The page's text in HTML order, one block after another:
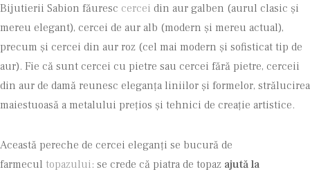
Bijutierii Sabion făuresc cercei din aur galben (aurul clasic și
mereu elegant), cercei de aur alb (modern și mereu actual),
precum și cercei din aur roz (cel mai modern și sofisticat tip de
aur). Fie că sunt cercei cu pietre sau cercei fără pietre, cerceii
din aur de damă reunesc eleganța liniilor și formelor, strălucirea
maiestuoasă a metalului prețios și tehnici de creație artistice.
Această pereche de cercei eleganți se bucură de
farmecul topazului: se crede că piatra de topaz ajută la